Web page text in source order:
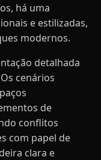
há uma
e estilizadas,
modernos.
detalhada
cenários
de
conflitos
com papel de
clara e